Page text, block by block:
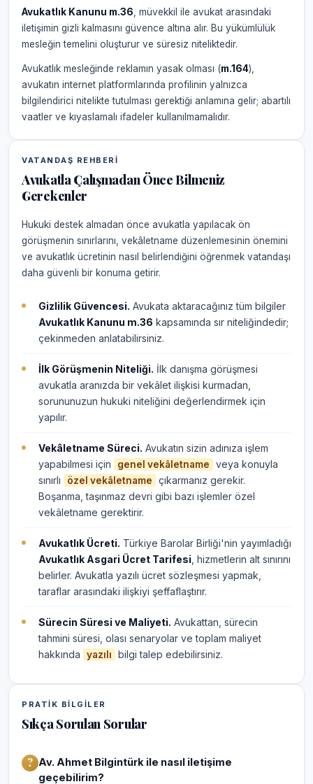
Avukatlık Kanunu m.36 , müvekkil ile avukat arasındaki
iletişimin gizli kalmasını güvence altına alır. Bu yükümlülük
mesleğin temelini oluşturur ve süresiz niteliktedir.
Avukatlık mesleğinde reklamın yasak olması (m.164),
avukatın internet platformlarında profilinin yalnızca
bilgilendirici nitelikte tutulması gerektiği anlamına gelir; abartılı
vaatler ve kıyaslamalı ifadeler kullanılmamalıdır.
VATANDAŞ REHBERI
Avukatla Çalışmadan Önce Bilmeniz
Gerekenler
Hukuki destek almadan önce avukatla yapılacak ön
görüşmenin sınırlarını, vekâletname düzenlemesinin önemini
ve avukatlık ücretinin nasıl belirlendiğini öğrenmek vatandaşı
daha güvenli bir konuma getirir.
Gizlilik Güvencesi. Avukata aktaracağınız tüm bilgiler
Avukatlık Kanunu m.36 kapsamında sır niteliğindedir;
çekinmeden anlatabilirsiniz.
İlk Görüşmenin Niteliği. İlk danışma görüşmesi
avukatla aranızda bir vekâlet ilişkisi kurmadan,
sorununuzun hukuki niteliğini değerlendirmek için
yapılır.
Vekâletname Süreci. Avukatın sizin adınıza işlem
yapabilmesi için
genel vekâletname
veya konuyla
sınırlı
özel vekâletname
çıkarmanız gerekir.
Boşanma, taşınmaz devri gibi bazı işlemler özel
vekâletname gerektirir.
Avukatlık Ücreti. Türkiye Barolar Birliği'nin yayımladığı
Avukatlık Asgari Ücret Tarifesi , hizmetlerin alt sınırını
belirler. Avukatla yazılı ücret sözleşmesi yapmak,
taraflar arasındaki ilişkiyi şeffaflaştırır.
Sürecin Süresi ve Maliyeti. Avukattan, sürecin
tahmini süresi, olası senaryolar ve toplam maliyet
hakkında
yazılı bilgi talep edebilirsiniz.
PRATIK BILGILER
Sıkça Sorulan Sorular
Av. Ahmet Bilgintürk ile nasıl iletişime
geçebilirim?